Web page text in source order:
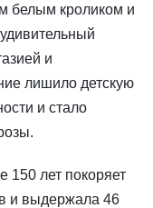
белым кроликом и
и
лишило детскую
и стало
150 лет покоряет
и выдержала 46